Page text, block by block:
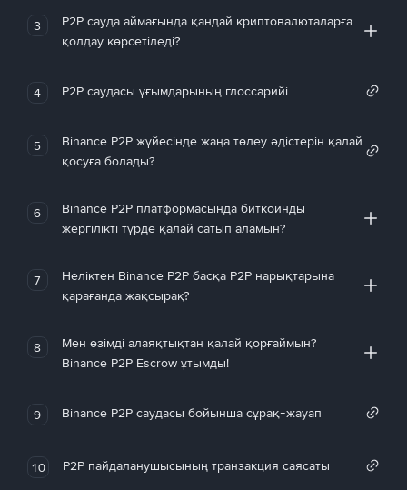
3
P2P сауда аймағында қандай криптовалюталарға
қолдау көрсетіледі?
4 P2P саудасы ұғымдарының глоссарийі
5
Binance P2P жүйесінде жаңа төлеу әдістерін қалай
қосуға болады?
6
Binance P2P платформасында биткоинды
жергілікті түрде қалай сатып аламын?
7
Неліктен Binance P2P басқа P2P нарықтарына
қарағанда жақсырақ?
8
Мен өзімді алаяқтықтан қалай қорғаймын?
Binance P2P Escrow ұтымды!
9 Binance P2P саудасы бойынша сұрақ-жауап
10 P2P пайдаланушысының транзакция саясаты